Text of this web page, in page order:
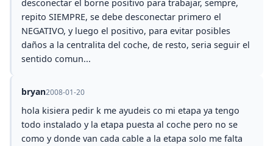
desconectar el borne positivo para trabajar, sempre,
repito SIEMPRE, se debe desconectar primero el
NEGATIVO, y luego el positivo, para evitar posibles
daños a la centralita del coche, de resto, seria seguir el
sentido comun...
bryan2008-01-20
hola kisiera pedir k me ayudeis co mi etapa ya tengo
todo instalado y la etapa puesta al coche pero no se
como y donde van cada cable a la etapa solo me falta